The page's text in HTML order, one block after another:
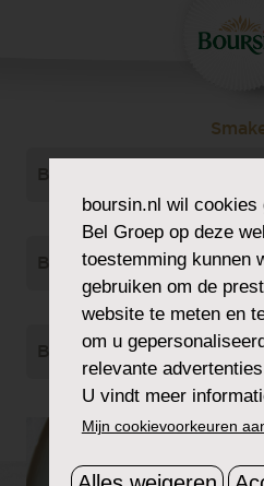
Bekijk Alles
Gerecht
Bekijk Alles
Soort
Bekijk Alles
boursin.nl wil cookies
Bel Groep op deze
toestemming kunnen
gebruiken om de
website te meten en
om u
relevante
U vindt meer
Mijn cookievoorkeuren